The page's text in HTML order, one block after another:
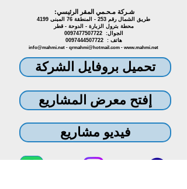
:شـركة مـحـمي المقر الرئيسي
طريق الشمال رقم 253 - المنطقة 76 المبنى 4199
محطة بترول الزبارة - الدوحة - قطر
الجوال:0097477507722
هاتف : 0097444507722
info@mahmi.net - qrmahmi@hotmail.com - www.mahmi.net
تحميل بروفايل الشركة
إفتح معرض المشاريع
فيديو مشاريع